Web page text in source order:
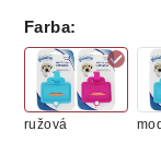
Farba:
ružová